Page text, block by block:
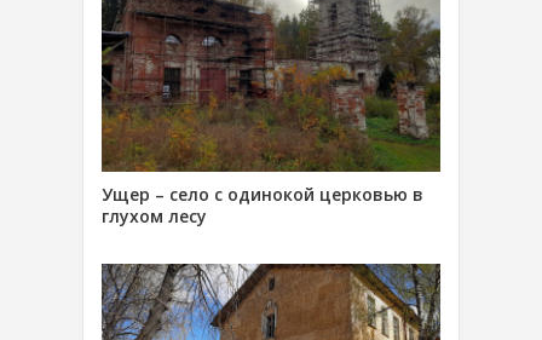
Ущер – село с одинокой церковью в
глухом лесу